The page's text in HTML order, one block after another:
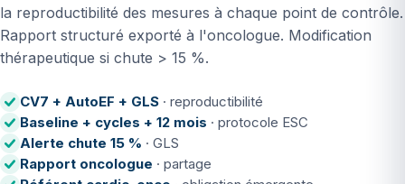
la reproductibilité des mesures à chaque point de contrôle.
Rapport structuré exporté à l'oncologue. Modification
thérapeutique si chute > 15 %.
CV7 + AutoEF + GLS · reproductibilité
Baseline + cycles + 12 mois · protocole ESC
Alerte chute 15 % · GLS
Rapport oncologue · partage